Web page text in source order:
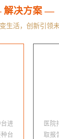
决方案 —
生活，创新引领
进
台
医院
取报